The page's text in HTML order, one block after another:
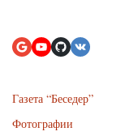
Газета “Беседер”
Фотографии